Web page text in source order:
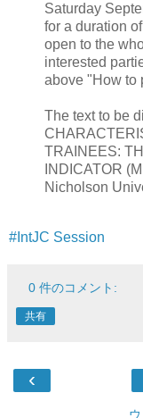
Saturday
for a duration
open to the
interested
above "How to
The text to be
TRAINEES:
INDICATOR
Nicholson
#IntJC Session
0 件のコメント:
共有
‹